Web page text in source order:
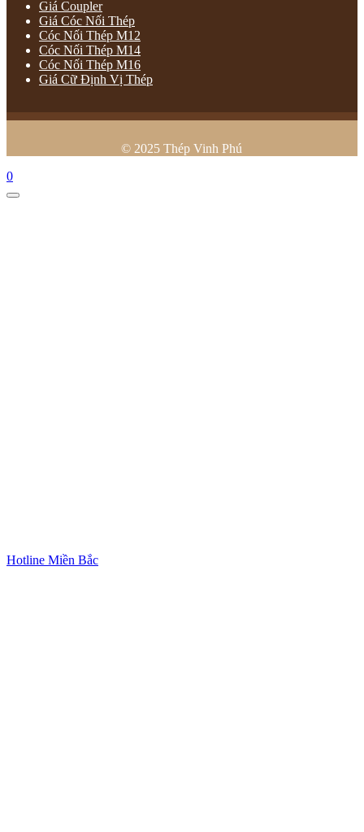
Giá Coupler
Giá Cóc Nối Thép
Cóc Nối Thép M12
Cóc Nối Thép M14
Cóc Nối Thép M16
Giá Cữ Định Vị Thép
© 2025 Thép Vinh Phú
0
Hotline Miền Bắc